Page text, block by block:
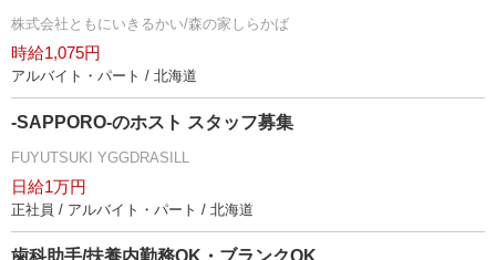
株式会社ともにいきるかい/森の家しらかば
時給1,075円
アルバイト・パート / 北海道
-SAPPORO-のホスト スタッフ募集
FUYUTSUKI YGGDRASILL
日給1万円
正社員 / アルバイト・パート / 北海道